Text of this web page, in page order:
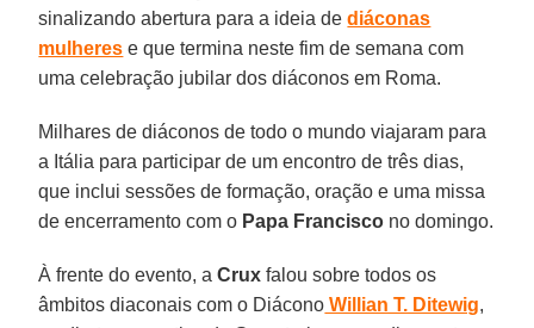
sinalizando abertura para a ideia dediáconas
mulheres e que termina neste fim de semana com
uma celebração jubilar dos diáconos em Roma.
Milhares de diáconos de todo o mundo viajaram para
a Itália para participar de um encontro de três dias,
que inclui sessões de formação, oração e uma missa
de encerramento com o Papa Francisco no domingo.
À frente do evento, aCrux falou sobre todos os
âmbitos diaconais com o Diácono Willian T. Ditewig,